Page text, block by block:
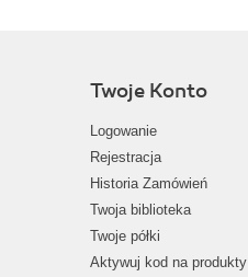
Twoje Konto
Logowanie
Rejestracja
Historia Zamówień
Twoja biblioteka
Twoje półki
Aktywuj kod na produkty